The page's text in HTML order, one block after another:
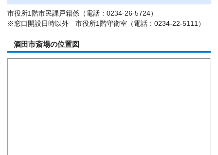
市役所1階市民課戸籍係（電話：0234-26-5724）
※窓口開設日時以外 市役所1階守衛室（電話：0234-22-5111）
酒田市斎場の位置図